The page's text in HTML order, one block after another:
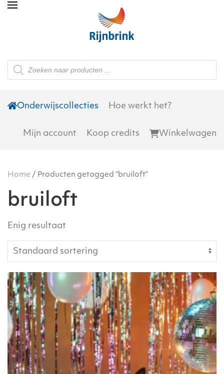
Skip to main content
Producten
zoeken
Onderwijscollecties Hoe werkt het?
Mijn account Koop credits Winkelwagen
Home / Producten getagged “bruiloft”
bruiloft
Enig resultaat